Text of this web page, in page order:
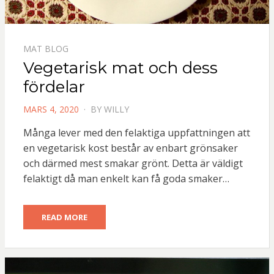
MAT BLOG
Vegetarisk mat och dess
fördelar
POSTED
MARS 4, 2020 BY WILLY
Många lever med den felaktiga uppfattningen att
en vegetarisk kost består av enbart grönsaker
och därmed mest smakar grönt. Detta är väldigt
felaktigt då man enkelt kan få goda smaker…
READ MORE